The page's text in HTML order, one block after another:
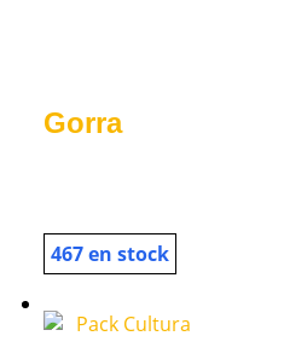
Gorra
467 en stock